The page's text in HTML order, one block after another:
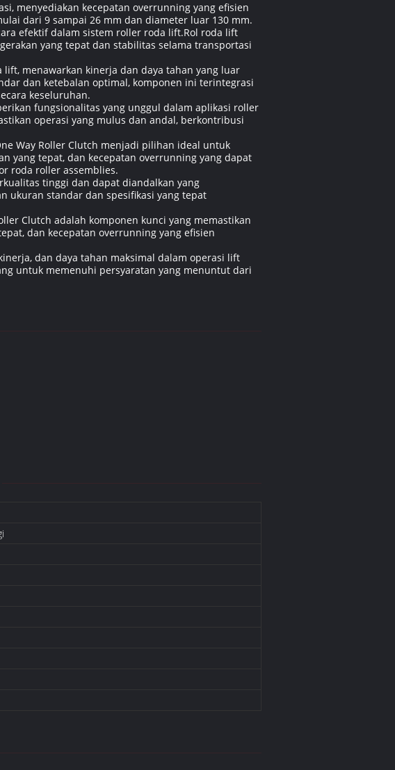
menyediakan kecepatan overrunning yang efisien
dari 9 sampai 26 mm dan diameter luar 130 mm.
efektif dalam sistem roller roda lift.Rol roda lift
yang tepat dan stabilitas selama transportasi
menawarkan kinerja dan daya tahan yang luar
dan ketebalan optimal, komponen ini terintegrasi
keseluruhan.
fungsionalitas yang unggul dalam aplikasi roller
operasi yang mulus dan andal, berkontribusi
Way Roller Clutch menjadi pilihan ideal untuk
yang tepat, dan kecepatan overrunning yang dapat
roda roller assemblies.
tinggi dan dapat diandalkan yang
ukuran standar dan spesifikasi yang tepat
Clutch adalah komponen kunci yang memastikan
dan kecepatan overrunning yang efisien
dan daya tahan maksimal dalam operasi lift
untuk memenuhi persyaratan yang menuntut dari